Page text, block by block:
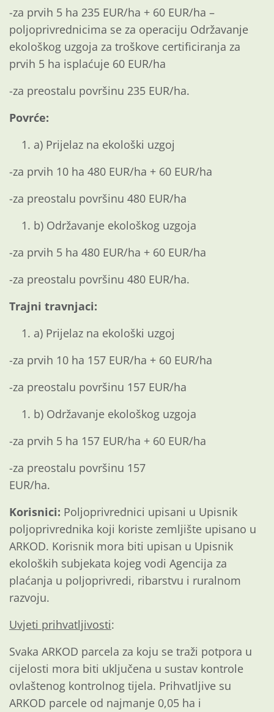
-za prvih 5 ha 235 EUR/ha + 60 EUR/ha –
poljoprivrednicima se za operaciju Održavanje
ekološkog uzgoja za troškove certificiranja za
prvih 5 ha isplaćuje 60 EUR/ha
-za preostalu površinu 235 EUR/ha.
Povrće:
a) Prijelaz na ekološki uzgoj
-za prvih 10 ha 480 EUR/ha + 60 EUR/ha
-za preostalu površinu 480 EUR/ha
b) Održavanje ekološkog uzgoja
-za prvih 5 ha 480 EUR/ha + 60 EUR/ha
-za preostalu površinu 480 EUR/ha.
Trajni travnjaci:
a) Prijelaz na ekološki uzgoj
-za prvih 10 ha 157 EUR/ha + 60 EUR/ha
-za preostalu površinu 157 EUR/ha
b) Održavanje ekološkog uzgoja
-za prvih 5 ha 157 EUR/ha + 60 EUR/ha
-za preostalu površinu 157
EUR/ha.
Korisnici: Poljoprivrednici upisani u Upisnik
poljoprivrednika koji koriste zemljište upisano u
ARKOD. Korisnik mora biti upisan u Upisnik
ekoloških subjekata kojeg vodi Agencija za
plaćanja u poljoprivredi, ribarstvu i ruralnom
razvoju.
Uvjeti prihvatljivosti:
Svaka ARKOD parcela za koju se traži potpora u
cijelosti mora biti uključena u sustav kontrole
ovlaštenog kontrolnog tijela. Prihvatljive su
ARKOD parcele od najmanje 0,05 ha i